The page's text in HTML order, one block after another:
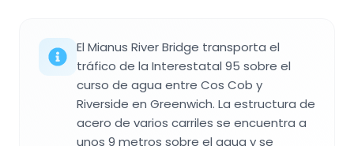
El Mianus River Bridge transporta el
tráfico de la Interestatal 95 sobre el
curso de agua entre Cos Cob y
Riverside en Greenwich. La estructura de
acero de varios carriles se encuentra a
unos 9 metros sobre el agua y se